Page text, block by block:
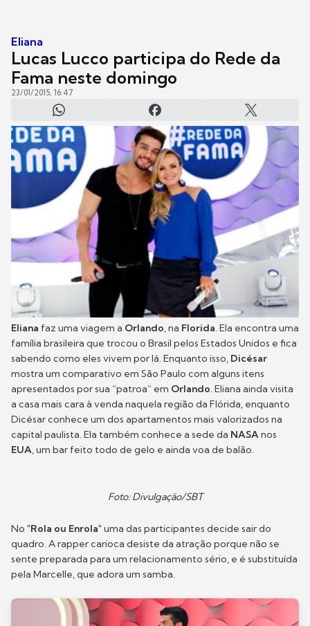
Eliana
Lucas Lucco participa do Rede da
Fama neste domingo
23/01/2015, 16:47
Eliana faz uma viagem a Orlando, na Florida. Ela encontra uma
família brasileira que trocou o Brasil pelos Estados Unidos e fica
sabendo como eles vivem por lá. Enquanto isso, Dicésar
mostra um comparativo em São Paulo com alguns itens
apresentados por sua “patroa” em Orlando. Eliana ainda visita
a casa mais cara à venda naquela região da Flórida, enquanto
Dicésar conhece um dos apartamentos mais valorizados na
capital paulista. Ela também conhece a sede da NASAnos
EUA, um bar feito todo de gelo e ainda voa de balão.
Foto: Divulgação/SBT
No "Rola ou Enrola" uma das participantes decide sair do
quadro. A rapper carioca desiste da atração porque não se
sente preparada para um relacionamento sério, e é substituída
pela Marcelle, que adora um samba.